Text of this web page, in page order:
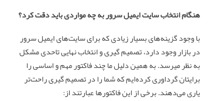
هنگام انتخاب سایت ایمیل سرور به چه مواردی باید دقت کرد؟
با وجود گزینه‌های بسیار زیادی که برای سایت‌های ایمیل سرور
در بازار وجود دارد، تصمیم گیری و انتخاب نهایی تاحدی مشکل
به نظر میرسد. به همین دلیل ما چند فاکتور مهم و اساسی را
برایتان گرداوری کرده‌ایم که شما را در تصمیم گیری راحت‌تر
یاری می‌دهند. برخی از این فاکتورها عبارتند از: